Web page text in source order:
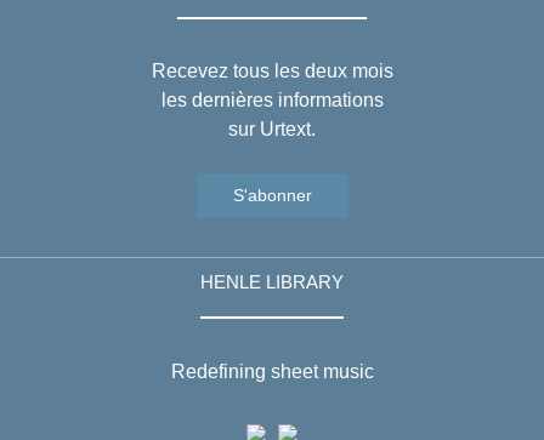
Recevez tous les deux mois
les dernières informations
sur Urtext.
S'abonner
HENLE LIBRARY
Redefining sheet music